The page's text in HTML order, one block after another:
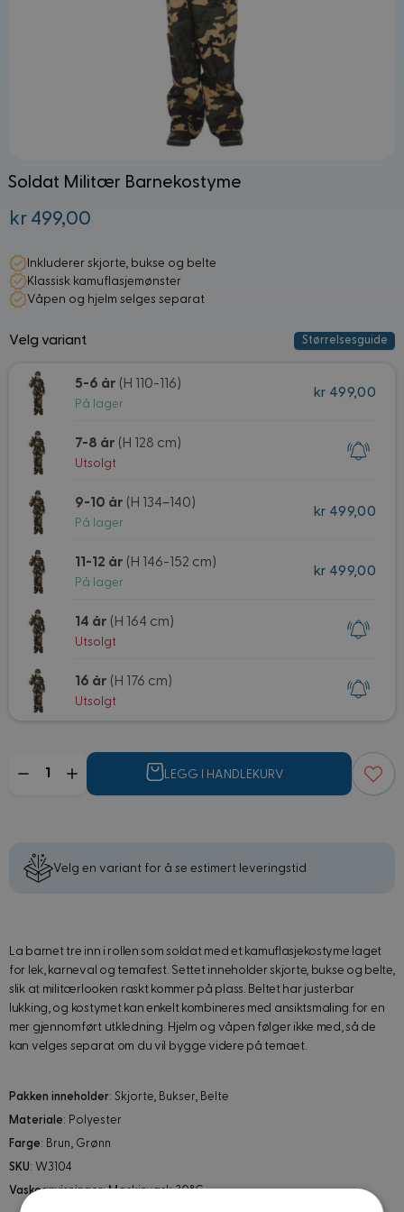
Soldat Militær Barnekostyme
Fra:
kr 499,00
Inkluderer skjorte, bukse og belte
Klassisk kamuflasjemønster
Våpen og hjelm selges separat
Velg variant Størrelsesguide
5-6 år (H 110-116)
På lager
kr 499,00
7-8 år (H 128 cm)
Utsolgt
9-10 år (H 134–140)
På lager
kr 499,00
11-12 år (H 146-152 cm)
På lager
kr 499,00
14 år (H 164 cm)
Utsolgt
16 år (H 176 cm)
Utsolgt
LEGG I HANDLEKURV
Velg en variant for å se estimert leveringstid
La barnet tre inn i rollen som soldat med et kamuflasjekostyme laget
for lek, karneval og temafest. Settet inneholder skjorte, bukse og belte,
slik at militærlooken raskt kommer på plass. Beltet har justerbar
lukking, og kostymet kan enkelt kombineres med ansiktsmaling for en
mer gjennomført utkledning. Hjelm og våpen følger ikke med, så de
kan velges separat om du vil bygge videre på temaet.
Pakken inneholder: Skjorte, Bukser, Belte
Materiale: Polyester
Farge: Brun, Grønn
SKU: W3104
Vaskeanvisninger: Maskinvask 30°C